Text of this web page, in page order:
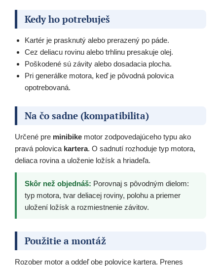
Kedy ho potrebuješ
Kartér je prasknutý alebo prerazený po páde.
Cez deliacu rovinu alebo trhlinu presakuje olej.
Poškodené sú závity alebo dosadacia plocha.
Pri generálke motora, keď je pôvodná polovica
opotrebovaná.
Na čo sadne (kompatibilita)
Určené pre minibike motor zodpovedajúceho typu ako
pravá polovica kartera. O sadnutí rozhoduje typ motora,
deliaca rovina a uloženie ložísk a hriadeľa.
Skôr než objednáš: Porovnaj s pôvodným dielom:
typ motora, tvar deliacej roviny, polohu a priemer
uložení ložísk a rozmiestnenie závitov.
Použitie a montáž
Rozober motor a oddeľ obe polovice kartera. Prenes